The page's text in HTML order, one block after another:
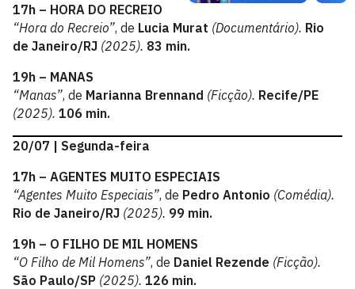
17h – HORA DO RECREIO
“Hora do Recreio”, de Lucia Murat (Documentário). Rio
de Janeiro/RJ (2025). 83 min.
19h – MANAS
“Manas”, de Marianna Brennand (Ficção). Recife/PE
(2025). 106 min.
20/07 | Segunda-feira
17h – AGENTES MUITO ESPECIAIS
“Agentes Muito Especiais”, de Pedro Antonio (Comédia).
Rio de Janeiro/RJ (2025). 99 min.
19h – O FILHO DE MIL HOMENS
“O Filho de Mil Homens”, de Daniel Rezende (Ficção).
São Paulo/SP (2025). 126 min.